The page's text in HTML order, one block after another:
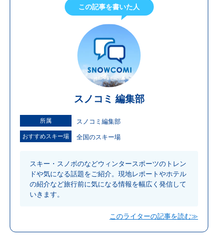
この記事を書いた人
スノコミ 編集部
所属 スノコミ編集部
おすすめスキー場 全国のスキー場
スキー・スノボのなどウィンタースポーツのトレン
ドや気になる話題をご紹介。現地レポートやホテル
の紹介など旅行前に気になる情報を幅広く発信して
いきます。
このライターの記事を読む≫